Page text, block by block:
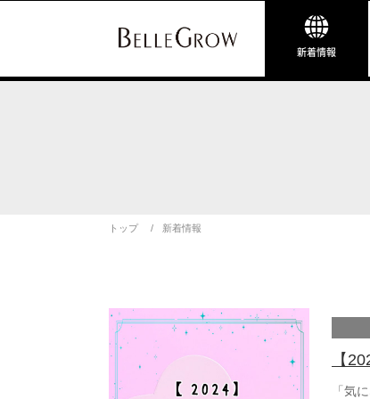
新着情報
トップ 新着情報
【
「気